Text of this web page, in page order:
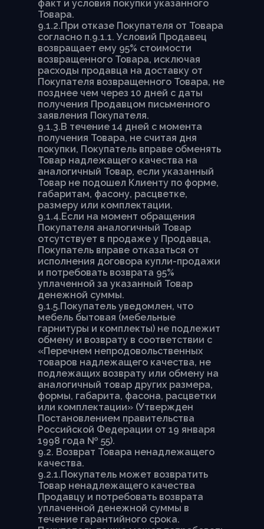
факт и условия покупки указанного
Товара.
9.1.2.При отказе Покупателя от Товара
согласно п.9.1.1. Условий Продавец
возвращает ему 95% стоимости
возвращенного Товара, исключая
расходы продавца на доставку от
Покупателя возвращенного Товара, не
позднее чем через 10 дней с даты
получения Продавцом письменного
заявления Покупателя.
9.1.3.В течение 14 дней с момента
получения Товара, не считая дня
покупки, Покупатель вправе обменять
Товар надлежащего качества на
аналогичный Товар, если указанный
Товар не подошел Клиенту по форме,
габаритам, фасону, расцветке,
размеру или комплектации.
9.1.4.Если на момент обращения
Покупателя аналогичный Товар
отсутствует в продаже у Продавца,
Покупатель вправе отказаться от
исполнения договора купли-продажи
и потребовать возврата 95%
уплаченной за указанный Товар
денежной суммы.
9.1.5.Покупатель уведомлен, что
мебель бытовая (мебельные
гарнитуры и комплекты) не подлежит
обмену и возврату в соответствии с
«Перечнем непродовольственных
товаров надлежащего качества, не
подлежащих возврату или обмену на
аналогичный товар других размера,
формы, габарита, фасона, расцветки
или комплектации» (Утвержден
Постановлением правительства
Российской Федерации от 19 января
1998 года № 55).
9.2. Возврат Товара ненадлежащего
качества.
9.2.1.Покупатель может возвратить
Товар ненадлежащего качества
Продавцу и потребовать возврата
уплаченной денежной суммы в
течение гарантийного срока.